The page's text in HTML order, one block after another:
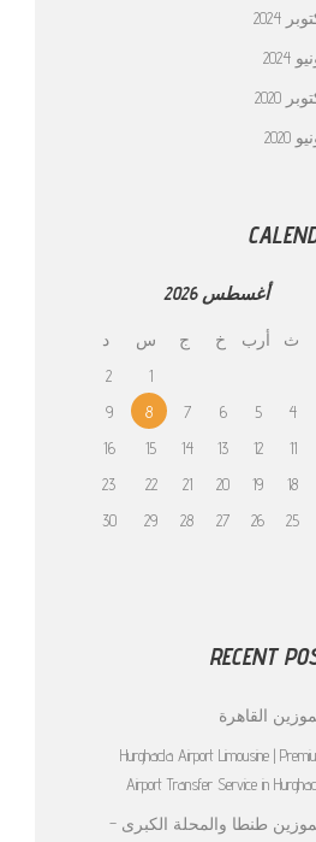
2024
2024
2020
2020
أغسطس2026
ث أرب خ ج س
د
1
2
4
5
6
7
8
9
11
12
13
14
15
16
18
19
20
21
22
23
25
26
27
28
29
30
RECENT
القاهرة
Hurghada Airport Limousine |
Airport Transfer Service in
طنطا والمحلة الكبرى –